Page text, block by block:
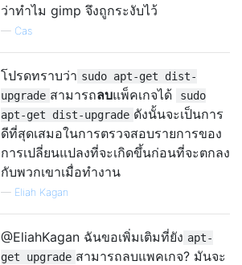
ว่าทำไม gimp จึงถูกระงับไว้
— Cas
โปรดทราบว่า sudo apt-get dist-
upgrade สามารถลบแพ็คเกจได้
sudo
apt-get dist-upgrade ดังนั้นจะเป็นการ
ดีที่สุดเสมอในการตรวจสอบรายการของ
การเปลี่ยนแปลงที่จะเกิดขึ้นก่อนที่จะตกลง
กับพวกเขาเมื่อทำงาน
— Eliah Kagan
@EliahKagan ฉันขอเพิ่มเติมที่ยัง apt-
get upgrade สามารถลบแพคเกจ? มันจะ